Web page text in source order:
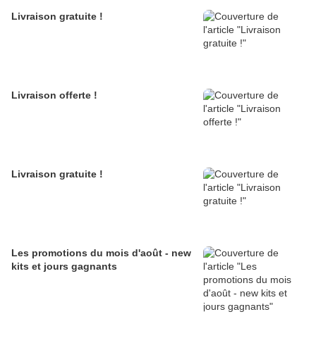
Livraison gratuite !
Livraison offerte !
Livraison gratuite !
Les promotions du mois d'août - new
kits et jours gagnants